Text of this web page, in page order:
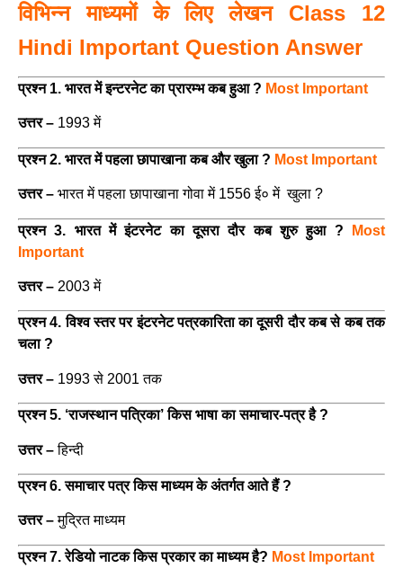
विभिन्न माध्यमों के लिए लेखन Class 12
Hindi Important Question Answer
प्रश्न 1. भारत में इन्टरनेट का प्रारम्भ कब हुआ ? Most Important
उत्तर – 1993 में
प्रश्न 2. भारत में पहला छापाखाना कब और खुला ? Most Important
उत्तर – भारत में पहला छापाखाना गोवा में 1556 ई० में खुला ?
प्रश्न 3. भारत में इंटरनेट का दूसरा दौर कब शुरु हुआ ?
Most
Important
उत्तर – 2003 में
प्रश्न 4. विश्व स्तर पर इंटरनेट पत्रकारिता का दूसरी दौर कब से कब तक
चला ?
उत्तर – 1993 से 2001 तक
प्रश्न 5. ‘राजस्थान पत्रिका’ किस भाषा का समाचार-पत्र है ?
उत्तर –हिन्दी
प्रश्न 6. समाचार पत्र किस माध्यम के अंतर्गत आते हैं ?
उत्तर –मुद्रित माध्यम
प्रश्न 7. रेडियो नाटक किस प्रकार का माध्यम है? Most Important